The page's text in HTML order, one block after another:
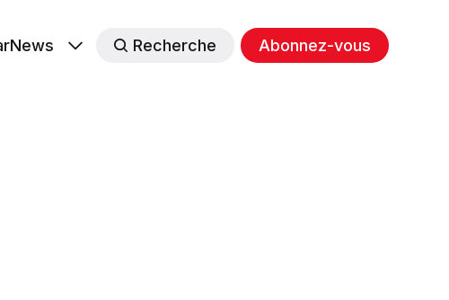
Recherche Abonnez-vous